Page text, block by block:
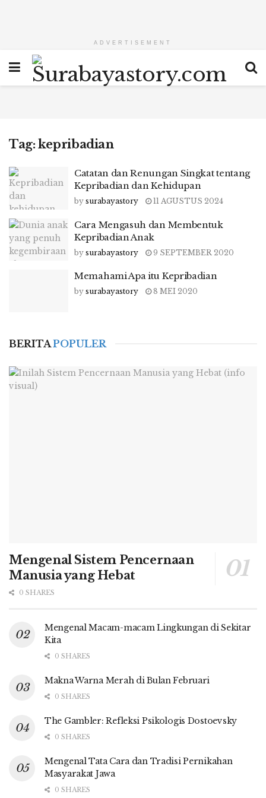
ADVERTISEMENT
Tag: kepribadian
Catatan dan Renungan Singkat tentang
Kepribadian dan Kehidupan
by surabayastory 11 AGUSTUS 2024
Cara Mengasuh dan Membentuk
Kepribadian Anak
by surabayastory 9 SEPTEMBER 2020
Memahami Apa itu Kepribadian
by surabayastory 8 MEI 2020
BERITAPOPULER
Mengenal Sistem Pencernaan
Manusia yang Hebat
0 SHARES
Mengenal Macam-macam Lingkungan di Sekitar
Kita
0 SHARES
Makna Warna Merah di Bulan Februari
0 SHARES
The Gambler: Refleksi Psikologis Dostoevsky
0 SHARES
Mengenal Tata Cara dan Tradisi Pernikahan
Masyarakat Jawa
0 SHARES